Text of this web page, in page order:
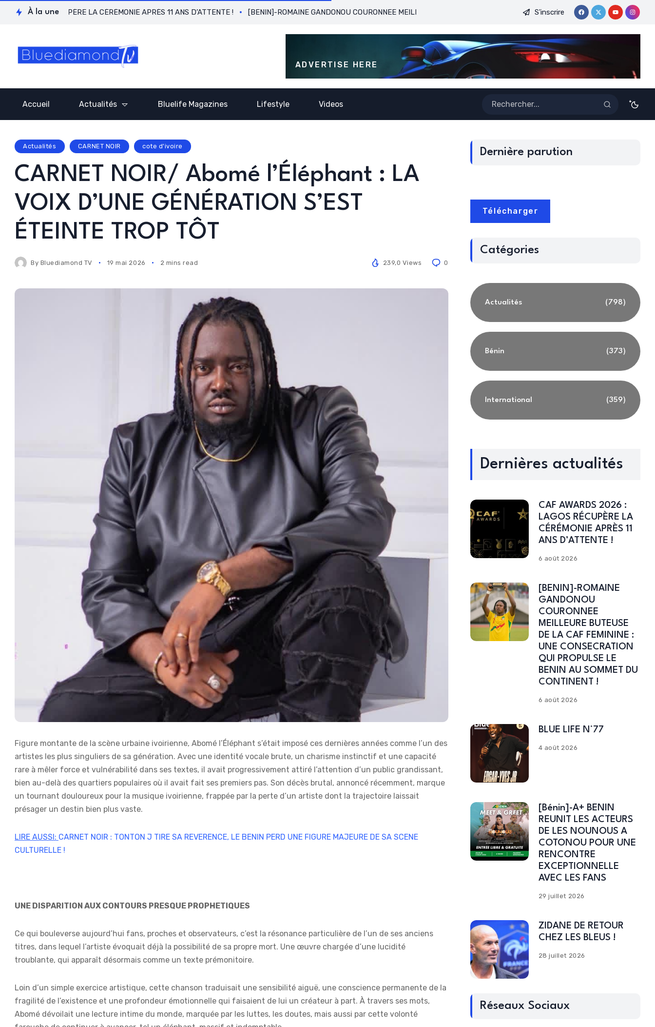
À la une
RÉCUPÈRE LA CÉRÉMONIE APRÈS 11 ANS D’ATTENTE ! [BENIN]-ROMAINE GANDONOU COURONNEE MEILLEURE BUTEUSE DE LA CAF FEMININE : UNE CONSECRATION QUI
S'inscrire
ADVERTISE HERE
Accueil Actualités Bluelife Magazines Lifestyle Videos
Actualités CARNET NOIR cote d'ivoire
CARNET NOIR/ Abomé l’Éléphant : LA
VOIX D’UNE GÉNÉRATION S’EST
ÉTEINTE TROP TÔT
By Bluediamond TV 19 mai 2026 2 mins read 239,0 Views 0
Figure montante de la scène urbaine ivoirienne, Abomé l’Éléphant s’était imposé ces dernières années comme l’un des
artistes les plus singuliers de sa génération. Avec une identité vocale brute, un charisme instinctif et une capacité
rare à mêler force et vulnérabilité dans ses textes, il avait progressivement attiré l’attention d’un public grandissant,
bien au-delà des quartiers populaires où il avait fait ses premiers pas. Son décès brutal, annoncé récemment, marque
un tournant douloureux pour la musique ivoirienne, frappée par la perte d’un artiste dont la trajectoire laissait
présager un destin bien plus vaste.
LIRE AUSSI: CARNET NOIR : TONTON J TIRE SA REVERENCE, LE BENIN PERD UNE FIGURE MAJEURE DE SA SCENE
CULTURELLE !
UNE DISPARITION AUX CONTOURS PRESQUE PROPHETIQUES
Ce qui bouleverse aujourd’hui fans, proches et observateurs, c’est la résonance particulière de l’un de ses anciens
titres, dans lequel l’artiste évoquait déjà la possibilité de sa propre mort. Une œuvre chargée d’une lucidité
troublante, qui apparaît désormais comme un texte prémonitoire.
Loin d’un simple exercice artistique, cette chanson traduisait une sensibilité aiguë, une conscience permanente de la
fragilité de l’existence et une profondeur émotionnelle qui faisaient de lui un créateur à part. À travers ses mots,
Abomé dévoilait une lecture intime du monde, marquée par les luttes, les doutes, mais aussi par cette volonté
Dernière parution
Télécharger
Catégories
Actualités (798)
Bénin (373)
International (359)
Dernières actualités
CAF AWARDS 2026 :
LAGOS RÉCUPÈRE LA
CÉRÉMONIE APRÈS 11
ANS D’ATTENTE !
6 août 2026
[BENIN]-ROMAINE
GANDONOU
COURONNEE
MEILLEURE BUTEUSE
DE LA CAF FEMININE :
UNE CONSECRATION
QUI PROPULSE LE
BENIN AU SOMMET DU
CONTINENT !
6 août 2026
BLUE LIFE N°77
4 août 2026
[Bénin]-A+ BENIN
REUNIT LES ACTEURS
DE LES NOUNOUS A
COTONOU POUR UNE
RENCONTRE
EXCEPTIONNELLE
AVEC LES FANS
29 juillet 2026
ZIDANE DE RETOUR
CHEZ LES BLEUS !
28 juillet 2026
Réseaux Sociaux